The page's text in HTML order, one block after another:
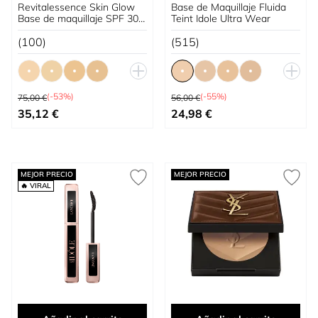
Revitalessence Skin Glow
Base de maquillaje SPF 30
PA+++
(100)
Precio habitual
75,00 €(-53%)
Tan bajo como
35,12 €
Base de Maquillaje Fluida
Teint Idole Ultra Wear
(515)
Precio habitual
56,00 €(-55%)
Tan bajo como
24,98 €
MEJOR PRECIO
🔥 VIRAL
MEJOR PRECIO